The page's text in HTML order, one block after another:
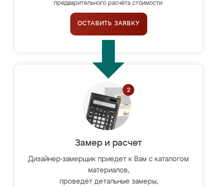
предварительного расчёта стоимости.
ОСТАВИТЬ ЗАЯВКУ
Замер и расчет
Дизайнер-замерщик приедет к Вам с каталогом
материалов,
проведёт детальные замеры,